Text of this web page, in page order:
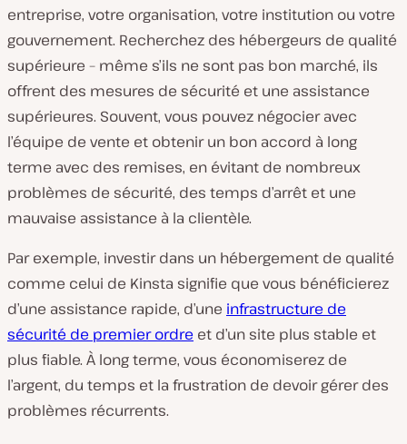
entreprise, votre organisation, votre institution ou votre
gouvernement. Recherchez des hébergeurs de qualité
supérieure – même s’ils ne sont pas bon marché, ils
offrent des mesures de sécurité et une assistance
supérieures. Souvent, vous pouvez négocier avec
l’équipe de vente et obtenir un bon accord à long
terme avec des remises, en évitant de nombreux
problèmes de sécurité, des temps d’arrêt et une
mauvaise assistance à la clientèle.
Par exemple, investir dans un hébergement de qualité
comme celui de Kinsta signifie que vous bénéficierez
d’une assistance rapide, d’une infrastructure de
sécurité de premier ordre et d’un site plus stable et
plus fiable. À long terme, vous économiserez de
l’argent, du temps et la frustration de devoir gérer des
problèmes récurrents.